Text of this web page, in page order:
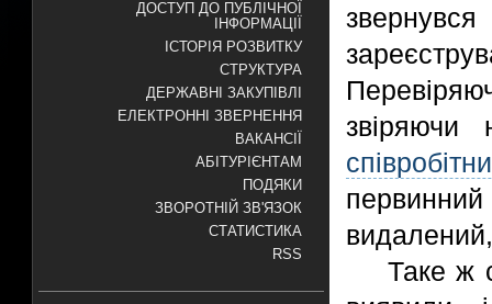
ДОСТУП ДО ПУБЛІЧНОЇ
ІНФОРМАЦІЇ
ІСТОРІЯ РОЗВИТКУ
СТРУКТУРА
ДЕРЖАВНІ ЗАКУПІВЛІ
ЕЛЕКТРОННІ ЗВЕРНЕННЯ
ВАКАНСІЇ
АБІТУРІЄНТАМ
ПОДЯКИ
ЗВОРОТНІЙ ЗВ'ЯЗОК
СТАТИСТИКА
RSS
звіряючи
Таке ж